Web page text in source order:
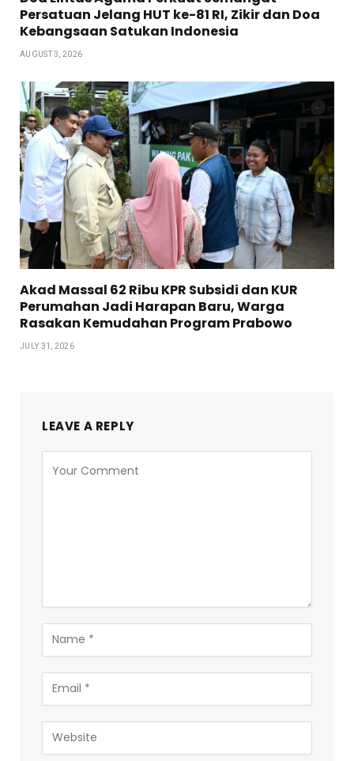
Persatuan Jelang HUT ke-81 RI, Zikir dan Doa
Kebangsaan Satukan Indonesia
AUGUST 3, 2026
Akad Massal 62 Ribu KPR Subsidi dan KUR
Perumahan Jadi Harapan Baru, Warga
Rasakan Kemudahan Program Prabowo
JULY 31, 2026
LEAVE A REPLY